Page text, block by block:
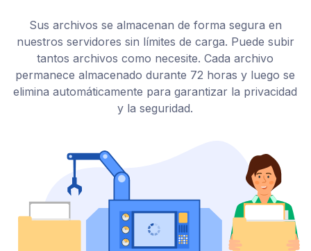
Sus archivos se almacenan de forma segura en
nuestros servidores sin límites de carga. Puede subir
tantos archivos como necesite. Cada archivo
permanece almacenado durante 72 horas y luego se
elimina automáticamente para garantizar la privacidad
y la seguridad.